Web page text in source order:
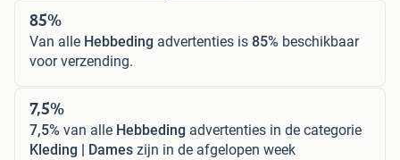
85%
Van alle Hebbeding advertenties is 85% beschikbaar
voor verzending.
7,5%
7,5% van alle Hebbeding advertenties in de categorie
Kleding | Dames zijn in de afgelopen week